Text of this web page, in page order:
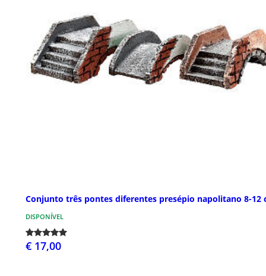
Conjunto três pontes diferentes presépio napolitano 8-12
DISPONÍVEL
€ 17,00